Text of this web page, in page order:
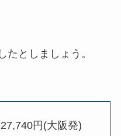
たとしましょう。
27,740円(大阪発)